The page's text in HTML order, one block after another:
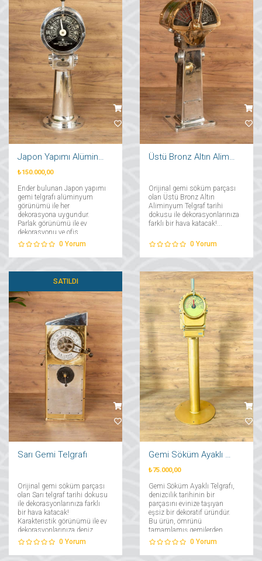
Japon Yapımı Alüminyum Telgraf
₺150.000,00
Ender bulunan Japon yapımı
gemi telgrafı alüminyum
görünümü ile her
dekorasyona uygundur.
Parlak görünümü ile ev
dekorasyonu ve ofis
dekorasyonunda antika
severler için muhteşem bir
seçenek olacaktır....
0 Yorum
Üstü Bronz Altın Aliminyum Telgraf
Orijinal gemi söküm parçası
olan Üstü Bronz Altın
Aliminyum Telgraf tarihi
dokusu ile dekorasyonlarınıza
farklı bir hava katacak!...
0 Yorum
SATILDI
Sarı Gemi Telgrafı
Orijinal gemi söküm parçası
olan Sarı telgraf tarihi dokusu
ile dekorasyonlarınıza farklı
bir hava katacak!
Karakteristik görünümü ile ev
dekorasyonlarınıza deniz
esintisini taşıyacak sarı
telgraf, deniz tutkunu
sevdikleriniz için de
0 Yorum
Gemi Söküm Ayaklı Telgrafı
₺75.000,00
Gemi Söküm Ayaklı Telgrafı,
denizcilik tarihinin bir
parçasını evinize taşıyan
eşsiz bir dekoratif üründür.
Bu ürün, ömrünü
tamamlamış gemilerden
sökülerek özenle restore edilen
orijinal parçaların
kullanılmasıyla üretilmiştir....
0 Yorum